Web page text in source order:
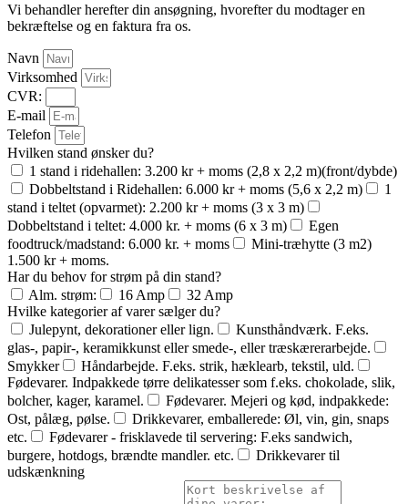
Vi behandler herefter din ansøgning, hvorefter du modtager en
bekræftelse og en faktura fra os.
Navn
Virksomhed
CVR:
E-mail
Telefon
Hvilken stand ønsker du?
1 stand i ridehallen: 3.200 kr + moms (2,8 x 2,2 m)(front/dybde)
Dobbeltstand i Ridehallen: 6.000 kr + moms (5,6 x 2,2 m)
1
stand i teltet (opvarmet): 2.200 kr + moms (3 x 3 m)
Dobbeltstand i teltet: 4.000 kr. + moms (6 x 3 m)
Egen
foodtruck/madstand: 6.000 kr. + moms
Mini-træhytte (3 m2)
1.500 kr + moms.
Har du behov for strøm på din stand?
Alm. strøm:
16 Amp
32 Amp
Hvilke kategorier af varer sælger du?
Julepynt, dekorationer eller lign.
Kunsthåndværk. F.eks.
glas-, papir-, keramikkunst eller smede-, eller træskærerarbejde.
Smykker
Håndarbejde. F.eks. strik, hæklearb, tekstil, uld.
Fødevarer. Indpakkede tørre delikatesser som f.eks. chokolade, slik,
bolcher, kager, karamel.
Fødevarer. Mejeri og kød, indpakkede:
Ost, pålæg, pølse.
Drikkevarer, emballerede: Øl, vin, gin, snaps
etc.
Fødevarer - frisklavede til servering: F.eks sandwich,
burgere, hotdogs, brændte mandler. etc.
Drikkevarer til
udskænkning